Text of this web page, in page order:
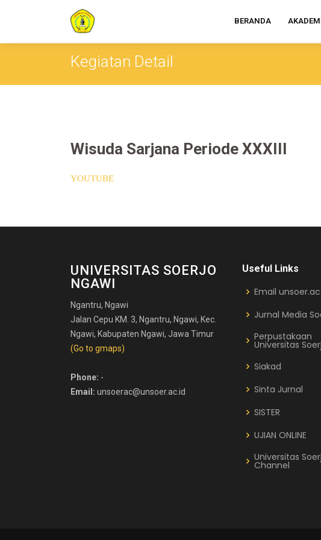
BERANDA
Kegiatan Detail
Wisuda Sarjana Periode XXXIII
YOUTUBE
UNIVERSITAS SOERJO
NGAWI
Ngantru, Ngawi
Jalan Cepu KM. 3, Ngantru, Ngawi, Kec.
Ngawi, Kabupaten Ngawi, Jawa Timur
(Go to gmaps)
Phone: -
Email: unsoerac@unsoer.ac.id
Useful Links
Email
Jurnal Media
Perpustakaan
Universitas
Siakad
Sinta Jurnal
SISTER
UJIAN ONLINE
Universitas
Channel